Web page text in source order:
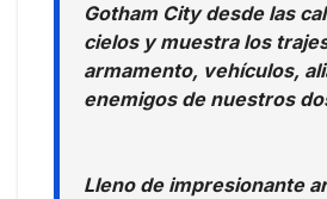
Gotham City desde las
cielos y muestra los
armamento, vehículos,
enemigos de nuestros
Lleno de impresionante